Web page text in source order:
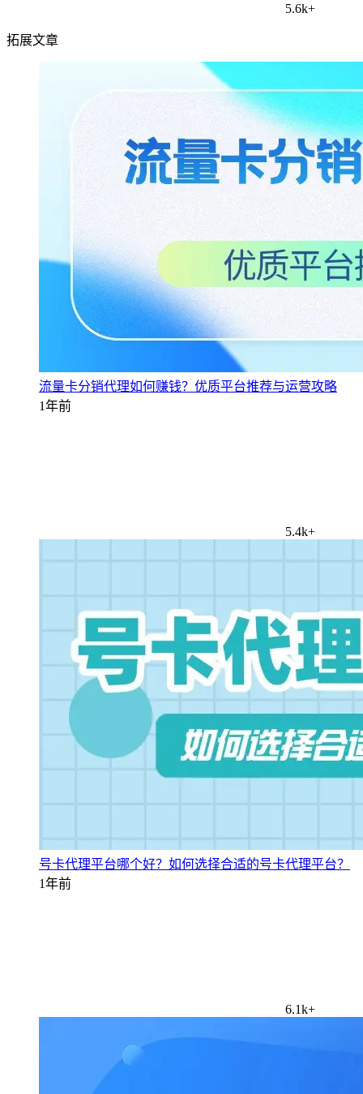
5.6k+
拓展文章
流量卡分销代理如何赚钱？优质平台推荐与运营攻略
1年前
5.4k+
号卡代理平台哪个好？如何选择合适的号卡代理平台？
1年前
6.1k+